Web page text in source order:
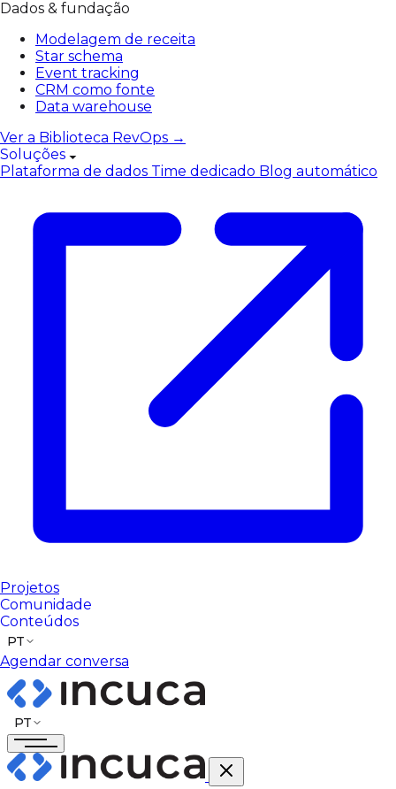
Dados & fundação
Modelagem de receita
Star schema
Event tracking
CRM como fonte
Data warehouse
Ver a Biblioteca RevOps →
Soluções
Plataforma de dados Time dedicado Blog automático
Projetos
Comunidade
Conteúdos
PT
Agendar conversa
PT